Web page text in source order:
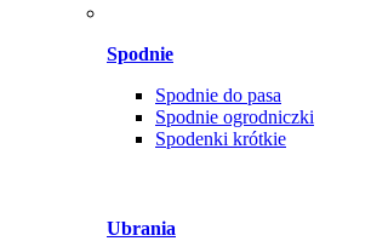
Spodnie
Spodnie do pasa
Spodnie ogrodniczki
Spodenki krótkie
Ubrania